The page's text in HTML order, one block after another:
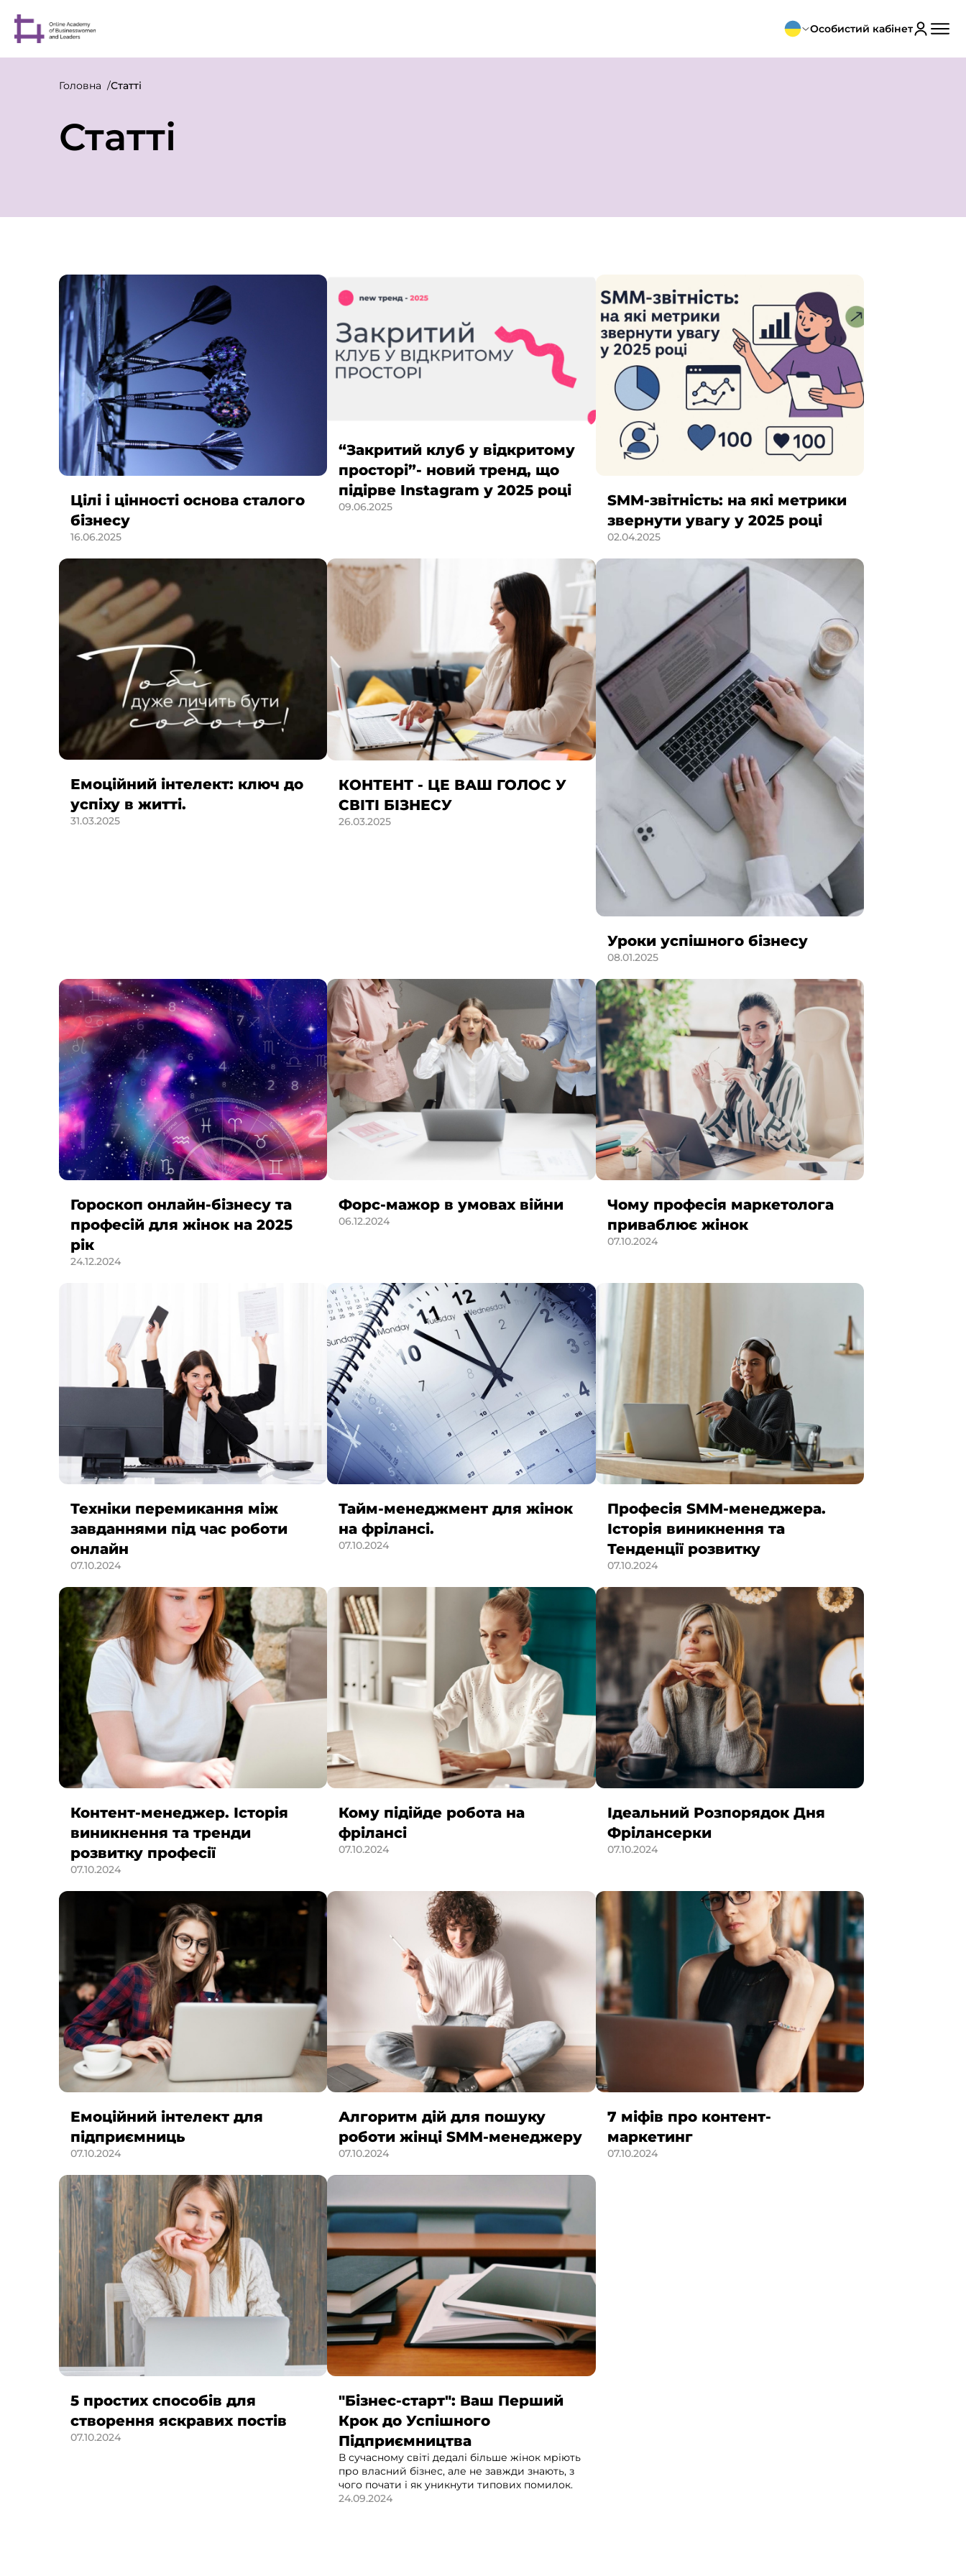
Особистий кабінет
Головна Статті
Статті
Цілі і цінності основа сталого
бізнесу
16.06.2025
“Закритий клуб у відкритому
просторі”- новий тренд, що
підірве Instagram у 2025 році
09.06.2025
SMM-звітність: на які метрики
звернути увагу у 2025 році
02.04.2025
Емоційний інтелект: ключ до
успіху в житті.
31.03.2025
КОНТЕНТ - ЦЕ ВАШ ГОЛОС У
СВІТІ БІЗНЕСУ
26.03.2025
Уроки успішного бізнесу
08.01.2025
Гороскоп онлайн-бізнесу та
професій для жінок на 2025
рік
24.12.2024
Форс-мажор в умовах війни
06.12.2024
Чому професія маркетолога
приваблює жінок
07.10.2024
Техніки перемикання між
завданнями під час роботи
онлайн
07.10.2024
Тайм-менеджмент для жінок
на фрілансі.
07.10.2024
Професія SMM-менеджера.
Історія виникнення та
Тенденції розвитку
07.10.2024
Контент-менеджер. Історія
виникнення та тренди
розвитку професії
07.10.2024
Кому підійде робота на
фрілансі
07.10.2024
Ідеальний Розпорядок Дня
Фрілансерки
07.10.2024
Емоційний інтелект для
підприємниць
07.10.2024
Алгоритм дій для пошуку
роботи жінці SMM-менеджеру
07.10.2024
7 міфів про контент-
маркетинг
07.10.2024
5 простих способів для
створення яскравих постів
07.10.2024
"Бізнес-старт": Ваш Перший
Крок до Успішного
Підприємництва
В сучасному світі дедалі більше жінок мріють
про власний бізнес, але не завжди знають, з
чого почати і як уникнути типових помилок.
24.09.2024